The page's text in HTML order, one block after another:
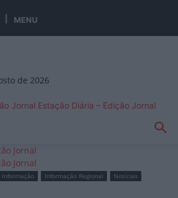
MENU
de 2026
Estação Diária – Edição Jornal
Informação Informação Regional
Notícias